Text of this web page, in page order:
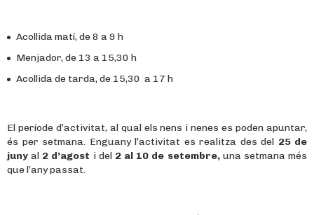
Acollida matí, de 8 a 9 h
Menjador, de 13 a 15,30 h
Acollida de tarda, de 15,30 a 17 h
El període d’activitat, al qual els nens i nenes es poden apuntar,
és per setmana. Enguany l’activitat es realitza des del 25 de
juny al 2 d’agost i del 2 al 10 de setembre, una setmana més
que l’any passat.